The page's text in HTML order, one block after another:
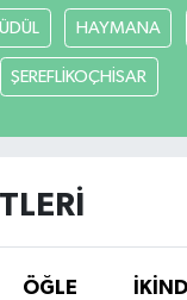
HAYMANA
ŞEREFLİKOÇHİSAR
ÖĞLE İKINDI